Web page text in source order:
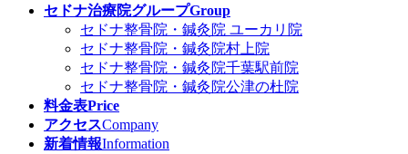
セドナ治療院グループGroup
セドナ整骨院・鍼灸院 ユーカリ院
セドナ整骨院・鍼灸院村上院
セドナ整骨院・鍼灸院千葉駅前院
セドナ整骨院・鍼灸院公津の杜院
料金表Price
アクセスCompany
新着情報Information